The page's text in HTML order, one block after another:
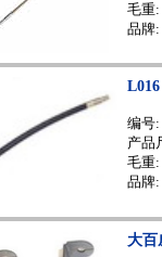
毛重:
品牌:
编号:
产品
毛重:
品牌:
大百